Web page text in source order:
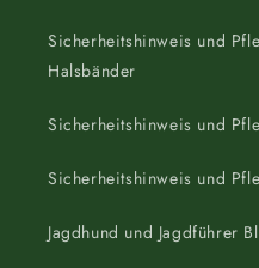
Sicherheitshinweis und
Halsbänder
Sicherheitshinweis und
Sicherheitshinweis und
Jagdhund und Jagdführer